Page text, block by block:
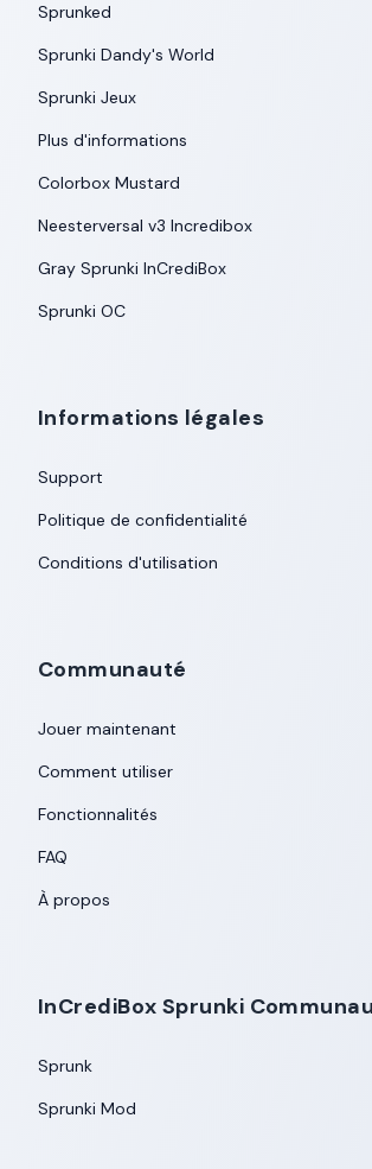
Sprunked
Sprunki Dandy's World
Sprunki Jeux
Plus d'informations
Colorbox Mustard
Neesterversal v3 Incredibox
Gray Sprunki InCrediBox
Sprunki OC
Informations légales
Support
Politique de confidentialité
Conditions d'utilisation
Communauté
Jouer maintenant
Comment utiliser
Fonctionnalités
FAQ
À propos
InCrediBox Sprunki
Sprunk
Sprunki Mod